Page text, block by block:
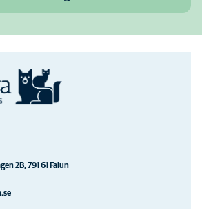
2B, 791 61 Falun